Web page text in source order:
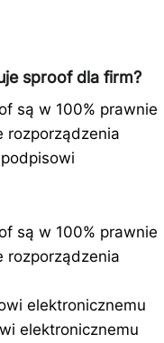
sproof dla firm?
są w 100% prawnie
rozporządzenia
są w 100% prawnie
rozporządzenia
elektronicznemu
elektronicznemu